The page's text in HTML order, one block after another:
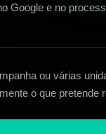
Google e no
ou várias
o que pretende